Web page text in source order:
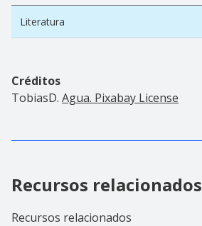
Literatura
Créditos
TobiasD. Agua. Pixabay License
Recursos relacionados
Recursos relacionados